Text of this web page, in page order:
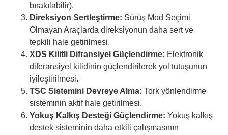
bırakılabilir).
Direksiyon Sertleştirme: Sürüş Mod Seçimi
Olmayan Araçlarda direksiyonun daha sert ve
tepkili hale getirilmesi.
XDS Kilitli Difransiyel Güçlendirme: Elektronik
diferansiyel kilidinin güçlendirilerek yol tutuşunun
iyileştirilmesi.
TSC Sistemini Devreye Alma: Tork yönlendirme
sisteminin aktif hale getirilmesi.
Yokuş Kalkış Desteği Güçlendirme: Yokuş kalkış
destek sisteminin daha etkili çalışmasının